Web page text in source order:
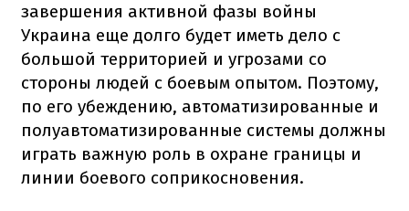
завершения активной фазы войны
Украина еще долго будет иметь дело с
большой территорией и угрозами со
стороны людей с боевым опытом. Поэтому,
по его убеждению, автоматизированные и
полуавтоматизированные системы должны
играть важную роль в охране границы и
линии боевого соприкосновения.